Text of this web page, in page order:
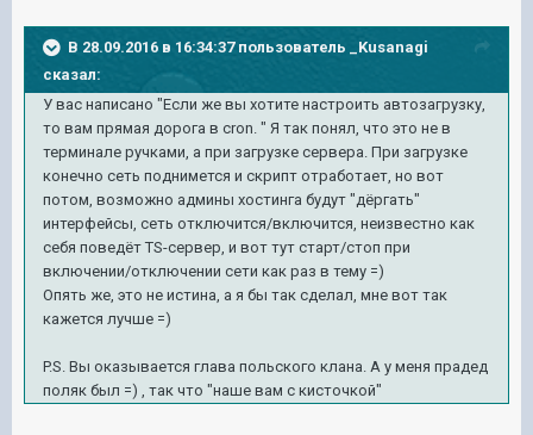
В 28.09.2016 в 16:34:37 пользователь _Kusanagi
сказал:
У вас написано "Если же вы хотите настроить автозагрузку,
то вам прямая дорога в cron. " Я так понял, что это не в
терминале ручками, а при загрузке сервера. При загрузке
конечно сеть поднимется и скрипт отработает, но вот
потом, возможно админы хостинга будут "дёргать"
интерфейсы, сеть отключится/включится, неизвестно как
себя поведёт TS-сервер, и вот тут старт/стоп при
включении/отключении сети как раз в тему =)
Опять же, это не истина, а я бы так сделал, мне вот так
кажется лучше =)
P.S. Вы оказывается глава польского клана. А у меня прадед
поляк был =) , так что "наше вам с кисточкой"